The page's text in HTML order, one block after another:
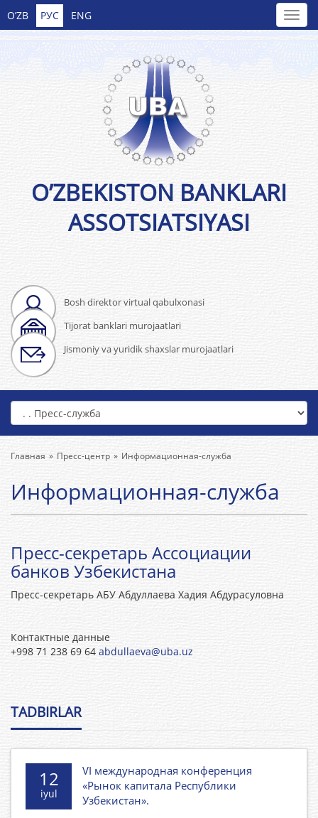
O’ZB РУС ENG
Bosh direktor virtual qabulxonasi
Tijorat banklari murojaatlari
Jismoniy va yuridik shaxslar murojaatlari
O’ZBEKISTON BANKLARI
ASSOTSIATSIYASI
Главная Пресс-центр Информационная-служба
Информационная-служба
Пресс-секретарь Ассоциации
банков Узбекистана
Пресс-секретарь АБУ Абдуллаева Хадия Абдурасуловна
Контактные данные
+998 71 238 69 64 abdullaeva@uba.uz
TADBIRLAR
12
iyul
VI международная конференция
«Рынок капитала Республики
Узбекистан».